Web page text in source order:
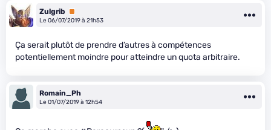
Zulgrib
Premium
Le 06/07/2019 à 21h53
Ça serait plutôt de prendre d’autres à compétences
potentiellement moindre pour atteindre un quota arbitraire.
Romain_Ph
Le 01/07/2019 à 12h54